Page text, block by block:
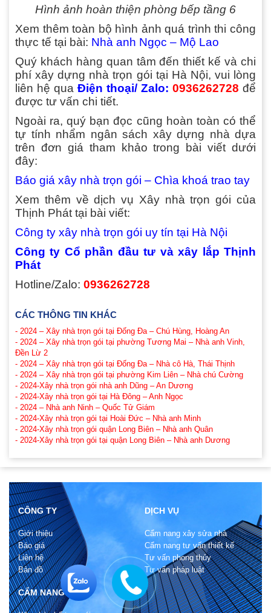
Hình ảnh hoàn thiện phòng bếp tầng 6
Xem thêm toàn bộ hình ảnh quá trình thi công
thực tế tại bài: Nhà anh Ngọc – Mộ Lao
Quý khách hàng quan tâm đến thiết kế và chi
phí xây dựng nhà trọn gói tại Hà Nội, vui lòng
liên hệ qua Điện thoại/ Zalo: 0936262728 để
được tư vấn chi tiết.
Ngoài ra, quý bạn đọc cũng hoàn toàn có thể
tự tính nhẩm ngân sách xây dựng nhà dựa
trên đơn giá tham khảo trong bài viết dưới
đây:
Báo giá xây nhà trọn gói – Chìa khoá trao tay
Xem thêm về dịch vụ Xây nhà trọn gói của
Thịnh Phát tại bài viết:
Công ty xây nhà trọn gói uy tín tại Hà Nội
Công ty Cổ phần đầu tư và xây lắp Thịnh
Phát
Hotline/Zalo: 0936262728
CÁC THÔNG TIN KHÁC
- 2024 – Xây nhà trọn gói tại Đống Đa – Chú Hùng, Hoàng An
- 2024 – Xây nhà trọn gói tại phường Tương Mai – Nhà anh Vinh,
Đền Lừ 2
- 2024 – Xây nhà trọn gói tại Đống Đa – Nhà cô Hà, Thái Thịnh
- 2024 – Xây nhà trọn gói tại phường Kim Liên – Nhà chú Cường
- 2024-Xây nhà trọn gói nhà anh Dũng – An Dương
- 2024-Xây nhà trọn gói tại Hà Đông – Anh Ngọc
- 2024 – Nhà anh Ninh – Quốc Tử Giám
- 2024-Xây nhà trọn gói tại Hoài Đức – Nhà anh Minh
- 2024-Xây nhà trọn gói quận Long Biên – Nhà anh Quân
- 2024-Xây nhà trọn gói tại quận Long Biên – Nhà anh Dương
CÔNG TY
Giới thiệu
Báo giá
Liên hệ
Bản đồ
DỊCH VỤ
Cẩm nang xây sửa nhà
Cẩm nang tư vấn thiết kế
Tư vấn phong thủy
Tư vấn pháp luật
CẨM NANG